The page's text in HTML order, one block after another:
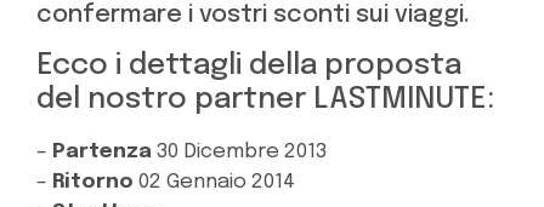
confermare i vostri sconti sui viaggi.
Ecco i dettagli della proposta
del nostro partner LASTMINUTE:
– Partenza 30 Dicembre 2013
– Ritorno 02 Gennaio 2014